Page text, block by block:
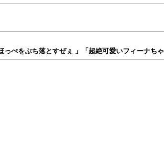
ぺをぶち落とすぜぇ 」「超絶可愛いフィーナちゃ